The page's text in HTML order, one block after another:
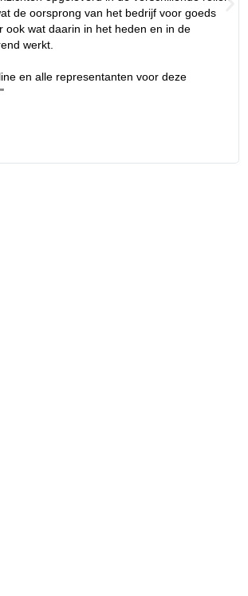
de oorsprong van het bedrijf voor goeds
ook wat daarin in het heden en in de
werkt.
en alle representanten voor deze